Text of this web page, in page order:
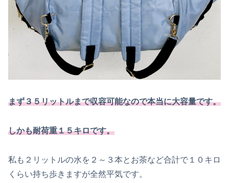
まず３５リットルまで収容可能なので本当に大容量です。
しかも耐荷重１５キロです。
私も２リットルの水を２～３本とお茶など合計で１０キロ
くらい持ち歩きますが全然平気です。